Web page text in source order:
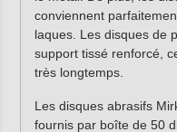
conviennent
laques. Les disques de
support tissé renforcé,
très longtemps.
Les disques abrasifs
fournis par boîte de 50